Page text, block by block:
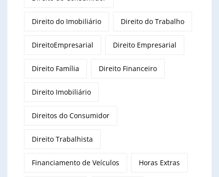
Direito do Imobiliário Direito do Trabalho
DireitoEmpresarial Direito Empresarial
Direito Família Direito Financeiro
Direito Imobiliário
Direitos do Consumidor
Direito Trabalhista
Financiamento de Veículos Horas Extras